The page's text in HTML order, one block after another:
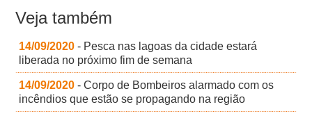
Veja também
14/09/2020 - Pesca nas lagoas da cidade estará
liberada no próximo fim de semana
14/09/2020 - Corpo de Bombeiros alarmado com os
incêndios que estão se propagando na região